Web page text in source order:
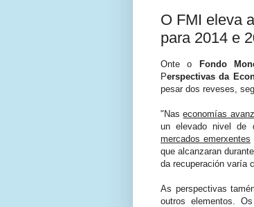
O FMI eleva
para 2014 e
Onte o Fondo
Perspectivas da
pesar dos reveses,
"Naseconomías
un elevado nivel de
mercados emerxentes
que alcanzaran
da recuperación varía
As perspectivas
outroselementos .